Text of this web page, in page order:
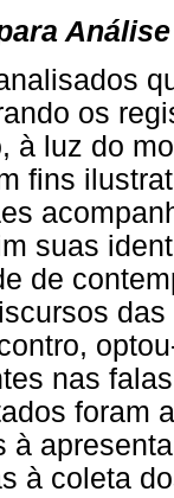
os
à luz do
fins
suas
de
nas
foram
à
à coleta